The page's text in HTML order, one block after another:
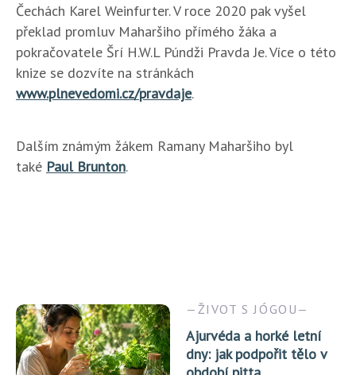
Čechách Karel Weinfurter.V roce 2020 pak vyšel
překlad promluv Maharšiho přímého žáka a
pokračovatele Šrí H.W.L Púndži Pravda Je. Více o této
knize se dozvíte na stránkách
www.plnevedomi.cz/pravdaje.
Dalším známým žákem Ramany Maharšiho byl
také Paul Brunton.
ŽIVOT S JÓGOU
Ajurvéda a horké letní
dny: jak podpořit tělo v